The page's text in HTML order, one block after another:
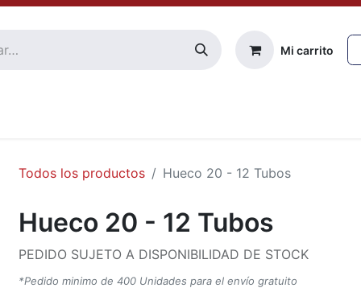
Mi carrito
Todos los productos Hueco 20 - 12 Tubos
Hueco 20 - 12 Tubos
PEDIDO SUJETO A DISPONIBILIDAD DE STOCK
*Pedido minimo de 400 Unidades para el envío gratuito